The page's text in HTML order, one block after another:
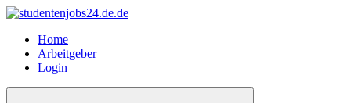
Home
Arbeitgeber
Login